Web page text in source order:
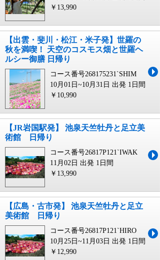
￥13,990
【出雲・斐川・松江・米子発】世羅の
秋を満喫！ 天空のコスモス畑と世羅ヘ
ルシー御膳 日帰り
コース番号268175231`SHIM
10月01日~10月31日 出発 1日間
￥10,990
【JR岩国駅発】 池泉天竺牡丹と足立美
術館 日帰り
コース番号26817P121`IWAK
11月02日 出発 1日間
￥13,990
【広島・古市発】 池泉天竺牡丹と足立
美術館 日帰り
コース番号26817P121`HIRO
10月25日~11月03日 出発 1日間
￥12,990